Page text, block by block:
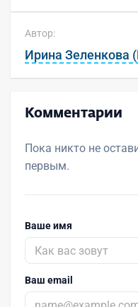
Автор:
Ирина Зеленкова
Комментарии
Пока никто не
первым.
Ваше имя
Ваш email